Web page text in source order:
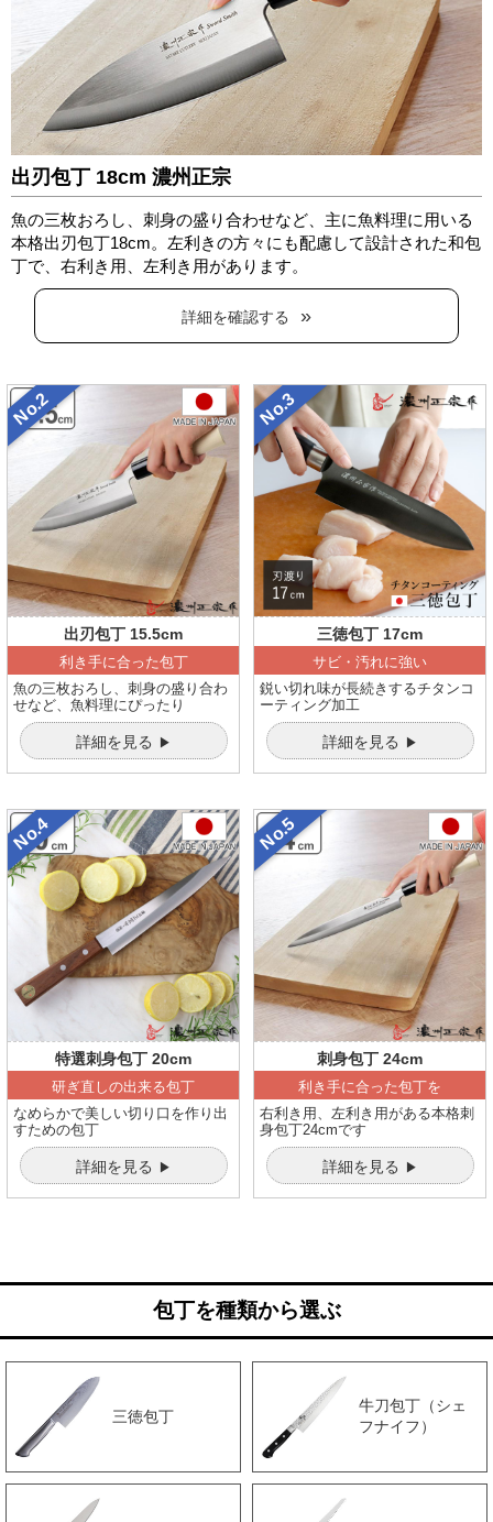
出刃包丁 18cm 濃州正宗
魚の三枚おろし、刺身の盛り合わせなど、主に魚料理に用いる
本格出刃包丁18cm。 左利きの方々にも配慮して設計された和包
丁で、右利き用、左利き用があります。
詳細を確認する
出刃包丁 15.5cm
利き手に合った包丁
魚の三枚おろし、刺身の盛り合わ
せなど、魚料理にぴったり
詳細を見る
三徳包丁 17cm
サビ・汚れに強い
鋭い切れ味が長続きするチタンコ
ーティング加工
詳細を見る
特選刺身包丁 20cm
研ぎ直しの出来る包丁
なめらかで美しい切り口を作り出
すための包丁
詳細を見る
刺身包丁 24cm
利き手に合った包丁を
右利き用、左利き用がある本格刺
身包丁24cmです
詳細を見る
包丁を種類から選ぶ
三徳包丁
牛刀包丁（シェ
フナイフ）